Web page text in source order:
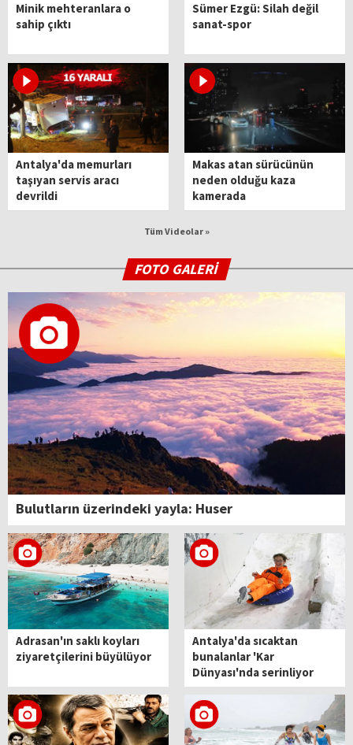
Minik mehteranlara o
sahip çıktı
Sümer Ezgü: Silah değil
sanat-spor
Antalya'da memurları
taşıyan servis aracı
devrildi
Makas atan sürücünün
neden olduğu kaza
kamerada
Tüm Videolar »
FOTO GALERİ
Bulutların üzerindeki yayla: Huser
Adrasan'ın saklı koyları
ziyaretçilerini büyülüyor
Antalya'da sıcaktan
bunalanlar 'Kar
Dünyası'nda serinliyor